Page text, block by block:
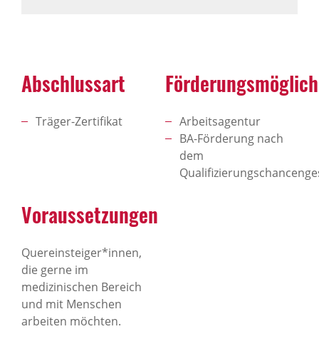
Abschlussart
Träger-Zertifikat
Arbeitsagentur
BA-Förderung nach
dem
Voraussetzungen
Quereinsteiger*innen,
die gerne im
medizinischen Bereich
und mit Menschen
arbeiten möchten.